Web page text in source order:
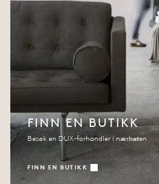
FINN EN BUTIKK
Besøk en DUX-forhandler i nærheten
FINN EN BUTIKK